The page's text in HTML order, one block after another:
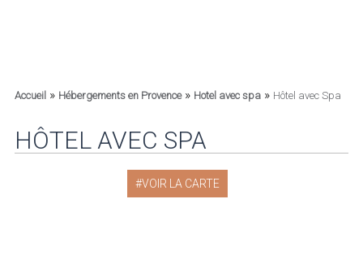
Accueil» Hébergements en Provence» Hotel avec spa» Hôtel avec Spa
HÔTEL AVEC SPA
VOIR LA CARTE